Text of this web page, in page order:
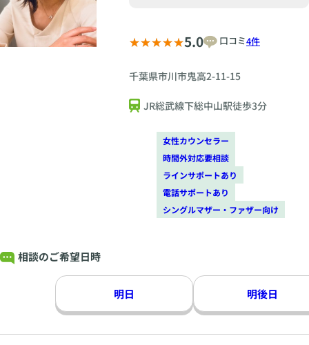
5.0 口コミ4件
千葉県市川市鬼高2-11-15
JR総武線下総中山駅徒歩3分
女性カウンセラー
時間外対応要相談
ラインサポートあり
電話サポートあり
シングルマザー・ファザー向け
相談のご希望日時
明日 明後日